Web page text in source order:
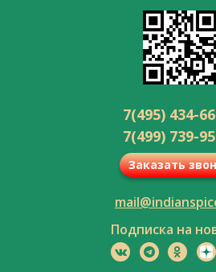
7(495) 434-
7(499) 739-
Заказать
Подписка на